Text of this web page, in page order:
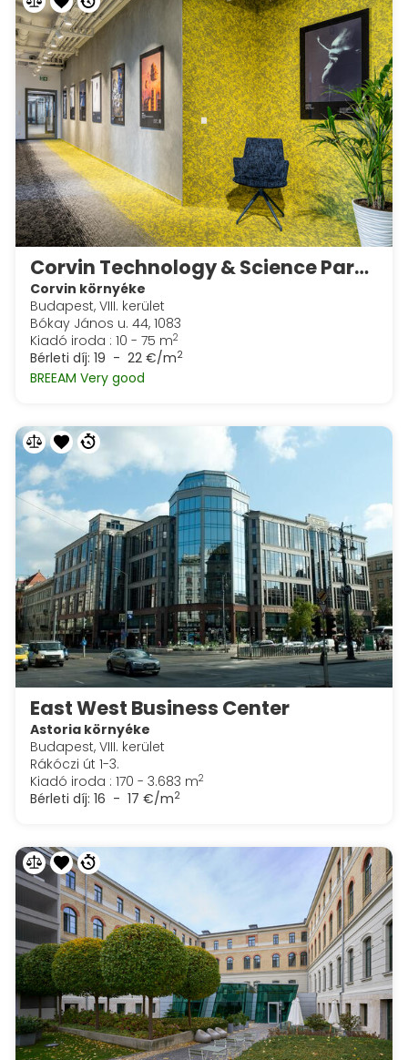
Corvin Technology & Science Park - albérletbe vehető szobák
Corvin környéke
Budapest, VIII. kerület
Bókay János u. 44, 1083
Kiadó iroda : 10 - 75 m2
Bérleti díj: 19 - 22 €/m2
BREEAM Very good
East West Business Center
Astoria környéke
Budapest, VIII. kerület
Rákóczi út 1-3.
Kiadó iroda : 170 - 3.683 m2
Bérleti díj: 16 - 17 €/m2